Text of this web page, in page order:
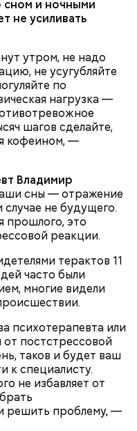
сном и ночными
не усиливать
утром, не надо
не усугубляйте
по
нагрузка —
шагов сделайте,
кофеином, —
Владимир
сны — отражение
не будущего.
прошлого, это
реакции.
терактов 11
часто были
многие видели
психотерапевта или
от постстрессовой
таков и будет ваш
к специалисту.
не избавляет от
решить проблему, —
Николай спас от
множество
очистить от
Так же
Продукты
выложить
веточками
помидоров и